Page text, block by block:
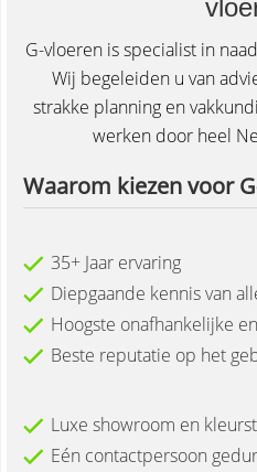
G-vloeren is specialist in
Wij begeleiden u van
strakke planning en
werken door heel
Waarom kiezen voor
35+ Jaar ervaring
Diepgaande kennis van
Hoogste onafhankelijke
Beste reputatie op het
Luxe showroom en
Eén contactpersoon